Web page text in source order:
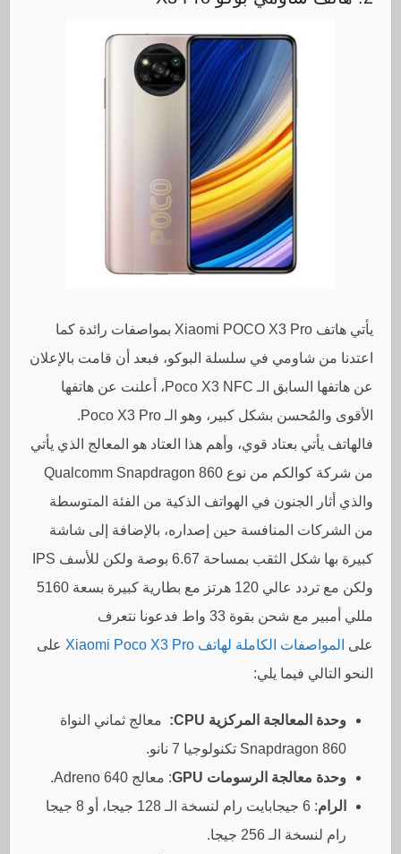
يأتي هاتف Xiaomi POCO X3 Pro بمواصفات رائدة كما
اعتدنا من شاومي في سلسلة البوكو، فبعد أن قامت بالإعلان
عن هاتفها السابق الـ Poco X3 NFC، أعلنت عن هاتفها
الأقوى والمُحسن بشكل كبير، وهو الـ Poco X3 Pro.
فالهاتف يأتي بعتاد قوي، وأهم هذا العتاد هو المعالج الذي يأتي
من شركة كوالكم من نوع Qualcomm Snapdragon 860
والذي أثار الجنون في الهواتف الذكية من الفئة المتوسطة
من الشركات المنافسة حين إصداره، بالإضافة إلى شاشة
كبيرة بها شكل الثقب بمساحة 6.67 بوصة ولكن للأسف IPS
ولكن مع تردد عالي 120 هرتز مع بطارية كبيرة بسعة 5160
مللي أمبير مع شحن بقوة 33 واط فدعونا نتعرف
على المواصفات الكاملة لهاتف Xiaomi Poco X3 Pro
على
النحو التالي فيما يلي:
وحدة المعالجة المركزية CPU:
معالج ثماني النواة
Snapdragon 860 تكنولوجيا 7 نانو.
وحدة معالجة الرسومات GPU
: معالج Adreno 640.
الرام
: 6 جيجابايت رام لنسخة الـ 128 جيجا، أو 8 جيجا
رام لنسخة الـ 256 جيجا.